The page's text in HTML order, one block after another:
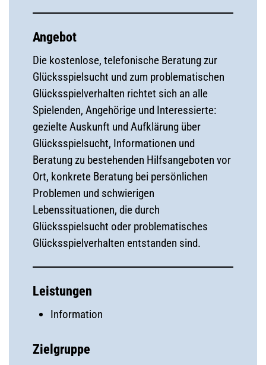
Angebot
Die kostenlose, telefonische Beratung zur
Glücksspielsucht und zum problematischen
Glücksspielverhalten richtet sich an alle
Spielenden, Angehörige und Interessierte:
gezielte Auskunft und Aufklärung über
Glücksspielsucht, Informationen und
Beratung zu bestehenden Hilfsangeboten vor
Ort, konkrete Beratung bei persönlichen
Problemen und schwierigen
Lebenssituationen, die durch
Glücksspielsucht oder problematisches
Glücksspielverhalten entstanden sind.
Leistungen
Information
Zielgruppe